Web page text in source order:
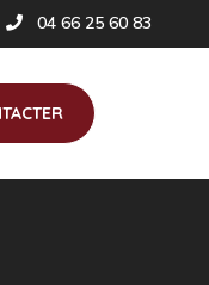
04 66 25 60 83